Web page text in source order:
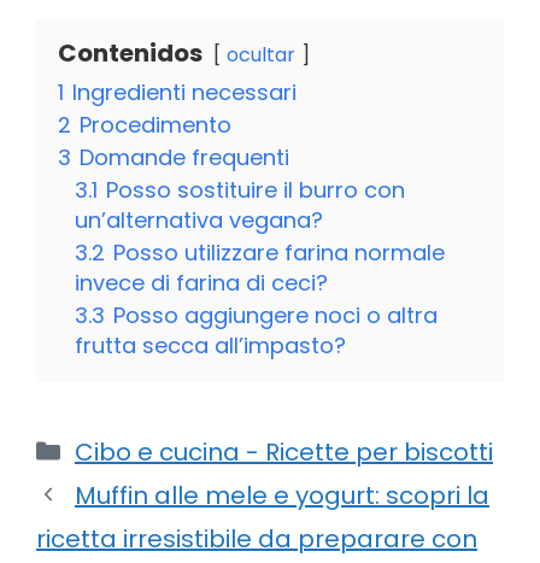
Contenidos ocultar
1 Ingredienti necessari
2 Procedimento
3 Domande frequenti
3.1 Posso sostituire il burro con
un’alternativa vegana?
3.2 Posso utilizzare farina normale
invece di farina di ceci?
3.3 Posso aggiungere noci o altra
frutta secca all’impasto?
Categorie
Cibo e cucina - Ricette per biscotti
Muffin alle mele e yogurt: scopri la
ricetta irresistibile da preparare con